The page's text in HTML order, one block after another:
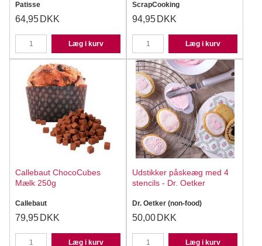
Patisse
64,95 DKK
Læg i kurv
ScrapCooking
94,95 DKK
Læg i kurv
Callebaut ChocoCubes
Mælk 250g
Callebaut
79,95 DKK
Læg i kurv
Udstikker påskeæg med 4
stencils - Dr. Oetker
Dr. Oetker (non-food)
50,00 DKK
Læg i kurv